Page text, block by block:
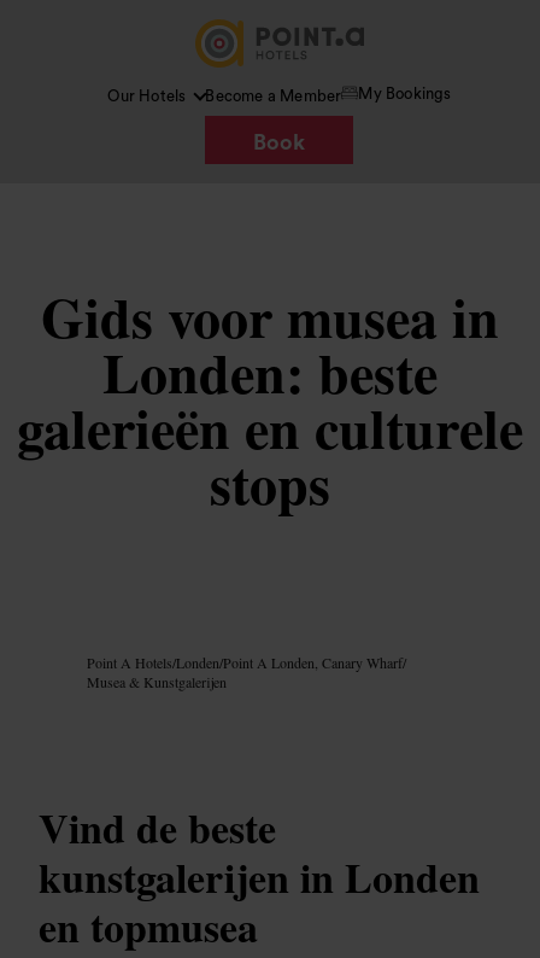
Our Hotels Become a Member My Bookings
Book
Gids voor musea in
Londen: beste
galerieën en culturele
stops
Point A Hotels/Londen/Point A Londen, Canary Wharf/
Musea & Kunstgalerijen
Vind de beste
kunstgalerijen in Londen
en topmusea